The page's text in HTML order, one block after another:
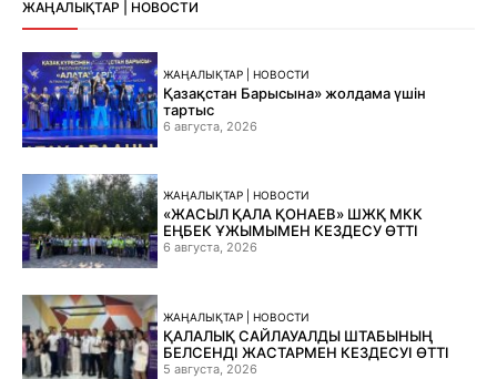
ЖАҢАЛЫҚТАР | НОВОСТИ
ЖАҢАЛЫҚТАР | НОВОСТИ
Қазақстан Барысына» жолдама үшін
тартыс
6 августа, 2026
ЖАҢАЛЫҚТАР | НОВОСТИ
«ЖАСЫЛ ҚАЛА ҚОНАЕВ» ШЖҚ МКК
ЕҢБЕК ҰЖЫМЫМЕН КЕЗДЕСУ ӨТТІ
6 августа, 2026
ЖАҢАЛЫҚТАР | НОВОСТИ
ҚАЛАЛЫҚ САЙЛАУАЛДЫ ШТАБЫНЫҢ
БЕЛСЕНДІ ЖАСТАРМЕН КЕЗДЕСУІ ӨТТІ
5 августа, 2026